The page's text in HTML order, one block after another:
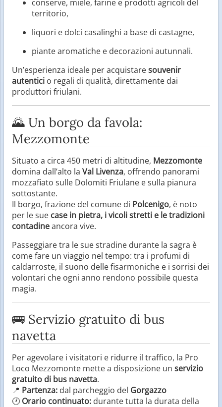
conserve, miele, farine e prodotti agricoli del
territorio,
liquori e dolci casalinghi a base di castagne,
piante aromatiche e decorazioni autunnali.
Un’esperienza ideale per acquistaresouvenir
autentici o regali di qualità, direttamente dai
produttori friulani.
🌄 Un borgo da favola:
Mezzomonte
Situato a circa 450 metri di altitudine, Mezzomonte
domina dall’alto la Val Livenza, offrendo panorami
mozzafiato sulle Dolomiti Friulane e sulla pianura
sottostante.
Il borgo, frazione del comune di Polcenigo, è noto
per le sue case in pietra, i vicoli stretti e le tradizioni
contadineancora vive.
Passeggiare tra le sue stradine durante la sagra è
come fare un viaggio nel tempo: tra i profumi di
caldarroste, il suono delle fisarmoniche e i sorrisi dei
volontari che ogni anno rendono possibile questa
magia.
🚌 Servizio gratuito di bus
navetta
Per agevolare i visitatori e ridurre il traffico, la Pro
Loco Mezzomonte mette a disposizione un servizio
gratuito di bus navetta.
📍 Partenza: dal parcheggio del Gorgazzo
🕐 Orario continuato: durante tutta la durata della